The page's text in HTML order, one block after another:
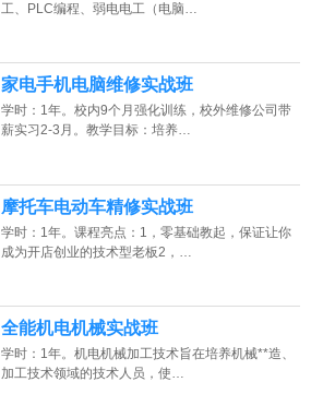
工、PLC编程、弱电电工（电脑…
家电手机电脑维修实战班
学时：1年。校内9个月强化训练，校外维修公司带
薪实习2-3月。教学目标：培养…
摩托车电动车精修实战班
学时：1年。课程亮点：1，零基础教起，保证让你
成为开店创业的技术型老板2，…
全能机电机械实战班
学时：1年。机电机械加工技术旨在培养机械**造、
加工技术领域的技术人员，使…